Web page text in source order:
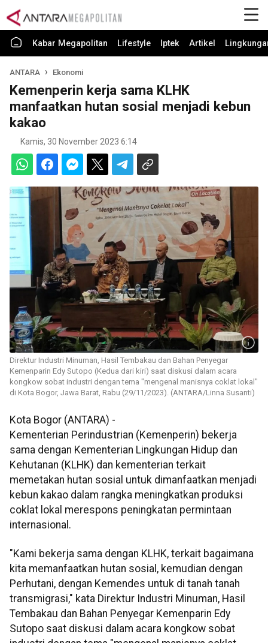
Kabar Megapolitan Lifestyle Iptek Artikel
ANTARA Ekonomi
Kemenperin kerja sama KLHK
manfaatkan hutan sosial menjadi kebun
kakao
Kamis, 30 November 2023 6:14
Direktur Industri Minuman, Hasil Tembakau dan Bahan Penyegar
Kemenparin Edy Sutopo (Kedua dari kiri) saat diskusi dalam acara
kongkow sobat industri dengan tema "mengenal manisnya coklat lokal"
di Kota Bogor, Jawa Barat, Rabu (29/11/2023). (ANTARA/Linna Susanti)
Kota Bogor (ANTARA) -
Kementerian Perindustrian (Kemenperin) bekerja
sama dengan Kementerian Lingkungan Hidup dan
Kehutanan (KLHK) dan kementerian terkait
memetakan hutan sosial untuk dimanfaatkan menjadi
kebun kakao dalam rangka meningkatkan produksi
coklat lokal merespons peningkatan permintaan
internasional.
"Kami bekerja sama dengan KLHK, terkait bagaimana
kita memanfaatkan hutan sosial, kemudian dengan
Perhutani, dengan Kemendes untuk di tanah tanah
transmigrasi," kata Direktur Industri Minuman, Hasil
Tembakau dan Bahan Penyegar Kemenparin Edy
Sutopo saat diskusi dalam acara kongkow sobat